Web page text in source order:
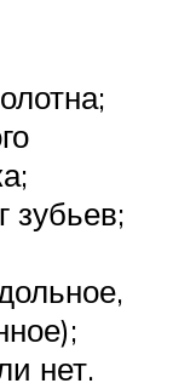
зубьев;
нет.